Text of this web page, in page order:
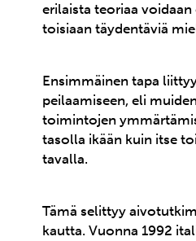
erilaista teoriaa
toisiaan täydentäviä
Ensimmäinen tapa
peilaamiseen, eli
toimintojen
tasolla ikään kuin itse
tavalla.
Tämä selittyy
kautta. Vuonna 1992